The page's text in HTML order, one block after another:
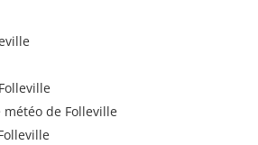
de Folleville